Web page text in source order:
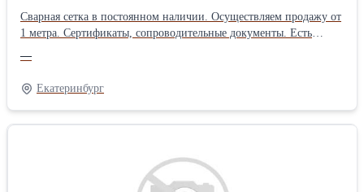
Сварная сетка в постоянном наличии. Осуществляем продажу от
1 метра. Сертификаты, сопроводительные документы. Есть
http://pt096.ru или отправив свой заказ на почту zakaz@pt096.ru
—
Екатеринбург